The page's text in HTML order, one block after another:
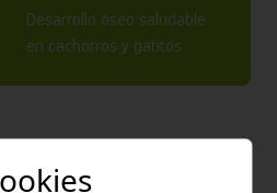
Desarrollo óseo saludable
en cachorros y gatitos